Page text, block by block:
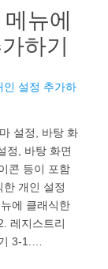
뉴에
하기
설정, 바탕 화
정, 바탕 화면
콘 등이 포함
개인 설정
에 클래식한
레지스트리
3-1.…